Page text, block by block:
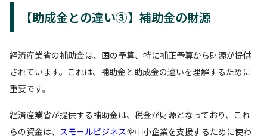
【助成金との違い③】補助金の財源
経済産業省の補助金は、国の予算、特に補正予算から財源が提供
されています。これは、補助金と助成金の違いを理解するために
重要です。
経済産業省が提供する補助金は、税金が財源となっており、これ
らの資金は、 スモールビジネスや中小企業を支援するために使わ